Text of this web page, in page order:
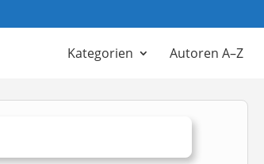
Kategorien Autoren A–Z